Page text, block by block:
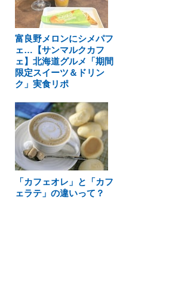
富良野メロンにシメパフ
ェ…【サンマルクカフ
ェ】北海道グルメ「期間
限定スイーツ＆ドリン
ク」実食リポ
「カフェオレ」と「カフ
ェラテ」の違いって？